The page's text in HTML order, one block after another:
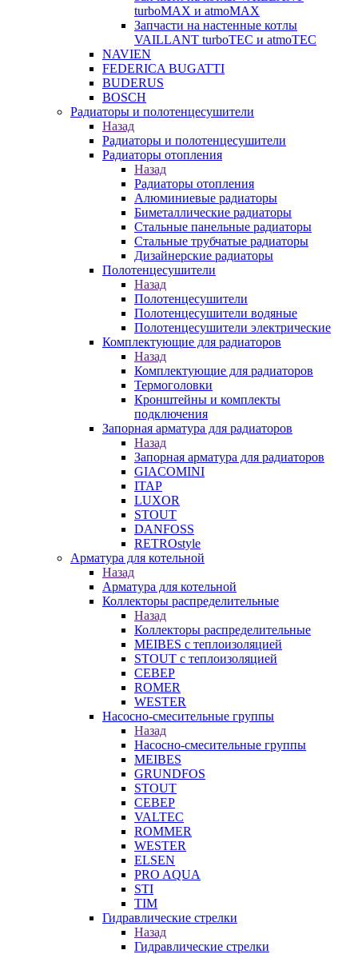
turboMAX и atmoMAX
Запчасти на настенные котлы
VAILLANT turboTEC и atmoTEC
NAVIEN
FEDERICA BUGATTI
BUDERUS
BOSCH
Радиаторы и полотенцесушители
Назад
Радиаторы и полотенцесушители
Радиаторы отопления
Назад
Радиаторы отопления
Алюминиевые радиаторы
Биметаллические радиаторы
Стальные панельные радиаторы
Стальные трубчатые радиаторы
Дизайнерские радиаторы
Полотенцесушители
Назад
Полотенцесушители
Полотенцесушители водяные
Полотенцесушители электрические
Комплектующие для радиаторов
Назад
Комплектующие для радиаторов
Термоголовки
Кронштейны и комплекты
подключения
Запорная арматура для радиаторов
Назад
Запорная арматура для радиаторов
GIACOMINI
ITAP
LUXOR
STOUT
DANFOSS
RETROstyle
Арматура для котельной
Назад
Арматура для котельной
Коллекторы распределительные
Назад
Коллекторы распределительные
MEIBES с теплоизоляцией
STOUT с теплоизоляцией
СЕВЕР
ROMER
WESTER
Насосно-смесительные группы
Назад
Насосно-смесительные группы
MEIBES
GRUNDFOS
STOUT
СЕВЕР
VALTEC
ROMMER
WESTER
ELSEN
PRO AQUA
STI
TIM
Гидравлические стрелки
Назад
Гидравлические стрелки